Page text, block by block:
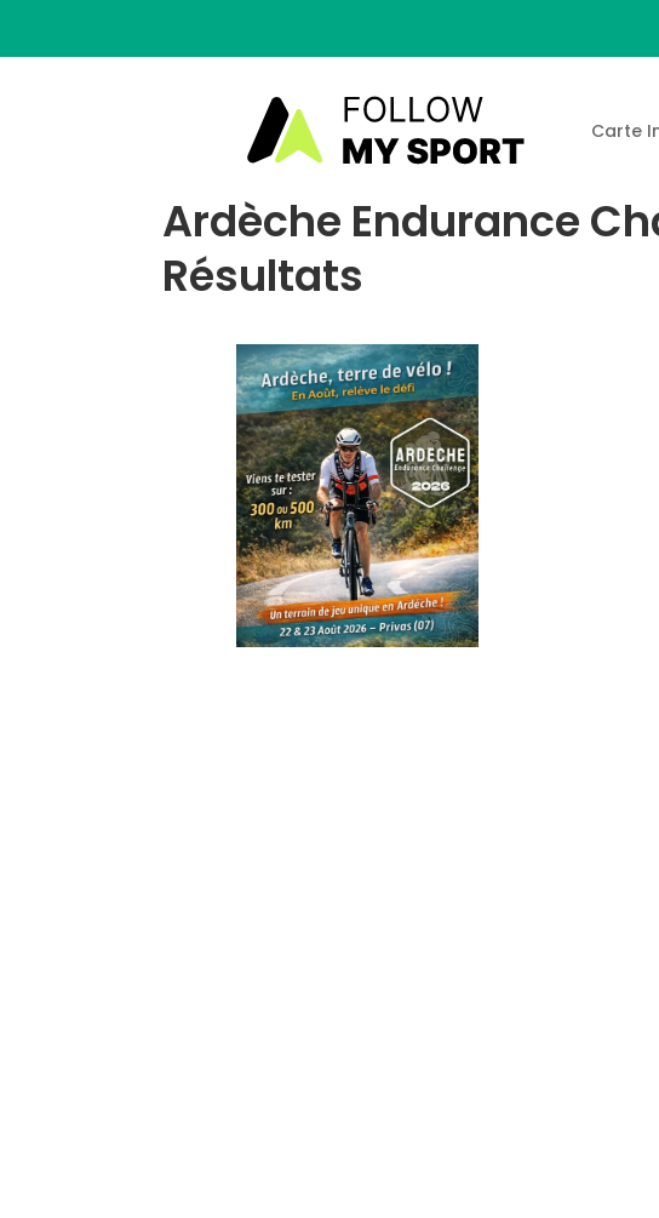
Carte
Ardèche Endurance
Résultats